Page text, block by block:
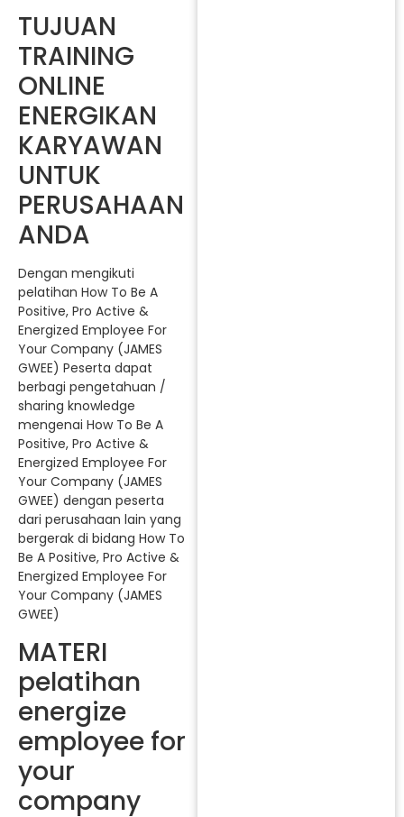
TUJUAN
TRAINING
ONLINE
ENERGIKAN
KARYAWAN
UNTUK
PERUSAHAAN
ANDA
Dengan mengikuti
pelatihan How To Be A
Positive, Pro Active &
Energized Employee For
Your Company (JAMES
GWEE) Peserta dapat
berbagi pengetahuan /
sharing knowledge
mengenai How To Be A
Positive, Pro Active &
Energized Employee For
Your Company (JAMES
GWEE) dengan peserta
dari perusahaan lain yang
bergerak di bidang How To
Be A Positive, Pro Active &
Energized Employee For
Your Company (JAMES
GWEE)
MATERI
pelatihan
energize
employee for
your
company